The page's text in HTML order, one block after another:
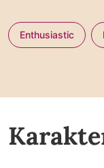
Enthusiastic